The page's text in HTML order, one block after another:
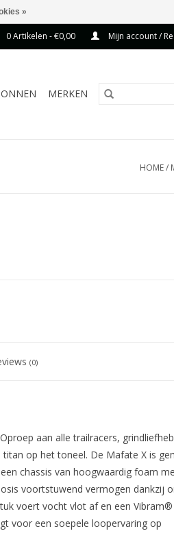
0 Artikelen - €0,00 Mijn account /
MERKEN
HOME/
(0)
aan alle trailracers,
op het toneel. De Mafate X is
chassis van hoogwaardig foam
voortstuwend vermogen dankzij
voert vocht vlot af en een Vibram®
voor een ​​soepele loopervaring op
»